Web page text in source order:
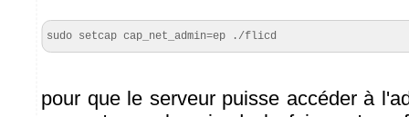
sudo setcap cap_net_admin=ep ./flicd
pour que le serveur puisse accéder à